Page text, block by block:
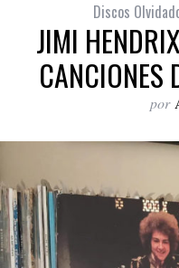
Discos
JIMI
CANCIONES
por